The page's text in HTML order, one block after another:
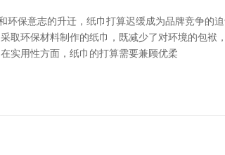
保意志的升迁，纸巾打算迟缓成为品牌竞争的
环保材料制作的纸巾，既减少了对环境的包袱
实用性方面，纸巾的打算需要兼顾优柔